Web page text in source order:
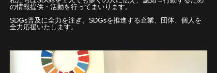
の情報提供・活動を行ってまいります。
SDGs普及に全力を注ぎ、SDGsを推進する企業、団体、個人を
全力応援いたします。